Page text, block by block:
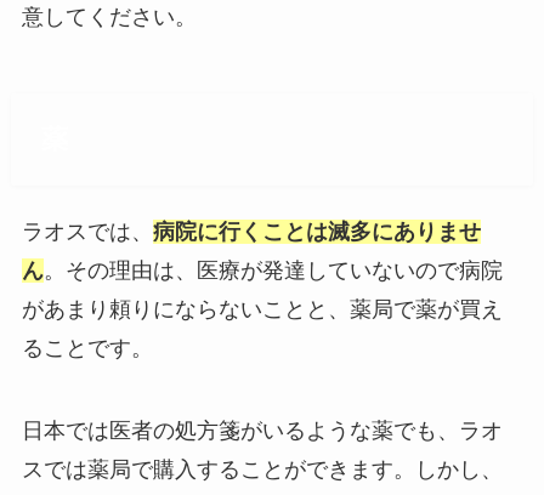
意してください。
ラオスでは、 病院に行くことは滅多にありませ
ん。その理由は、医療が発達していないので病院
があまり頼りにならないことと、薬局で薬が買え
ることです。
日本では医者の処方箋がいるような薬でも、ラオ
スでは薬局で購入することができます。しかし、